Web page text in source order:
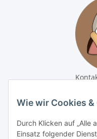
Wie wir Cookies &
Durch Klicken auf „Alle
Einsatz folgender
+49